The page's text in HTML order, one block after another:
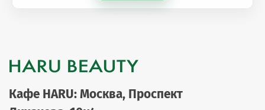
Кафе HARU: Москва, Проспект